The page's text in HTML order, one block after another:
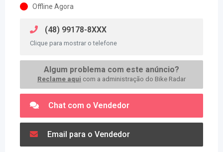
Offline Agora
(48) 99178-8XXX
Clique para mostrar o telefone
Algum problema com este anúncio?
Reclame aqui com a administração do Bike Radar
Chat com o Vendedor
Email para o Vendedor